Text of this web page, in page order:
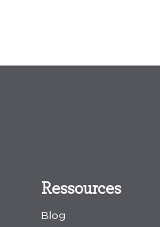
Ressources
Blog